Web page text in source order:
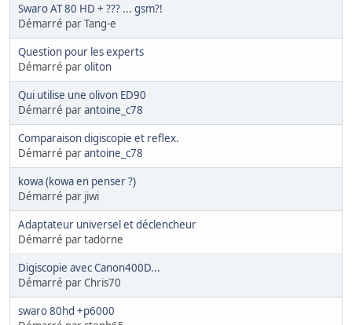
Swaro AT 80 HD + ??? ... gsm?!
Démarré par Tang-e
Question pour les experts
Démarré paroliton
Qui utilise une olivon ED90
Démarré parantoine_c78
Comparaison digiscopie et reflex.
Démarré parantoine_c78
kowa (kowa en penser ?)
Démarré par jiwi
Adaptateur universel et déclencheur
Démarré par tadorne
Digiscopie avec Canon400D...
Démarré par Chris70
swaro 80hd +p6000